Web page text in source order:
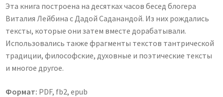
Эта книга построена на десятках часов бесед блогера
Виталия Лейбина с Дадой Саданандой. Из них рождались
тексты, которые они затем вместе дорабатывали.
Использовались также фрагменты текстов тантрической
традиции, философские, духовные и поэтические тексты
и многое другое.
Формат: PDF, fb2, epub